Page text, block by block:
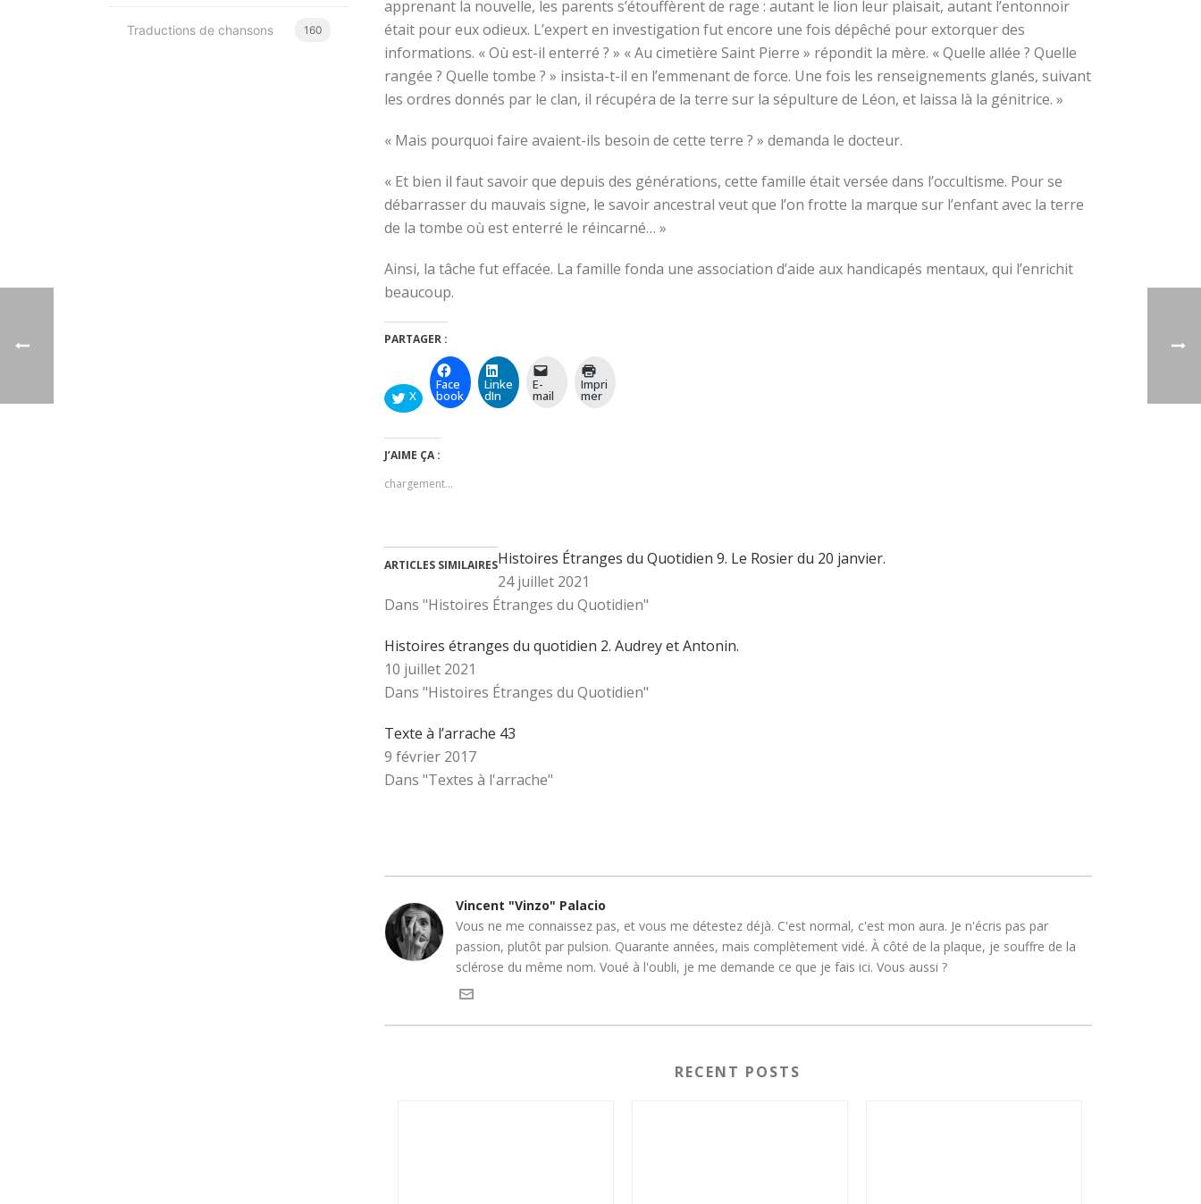
apprenant la nouvelle, les parents s’étouffèrent de rage : autant le lion leur plaisait, autant l’entonnoir
était pour eux odieux. L’expert en investigation fut encore une fois dépêché pour extorquer des
informations. « Où est-il enterré ? » « Au cimetière Saint Pierre » répondit la mère. « Quelle allée ? Quelle
rangée ? Quelle tombe ? » insista-t-il en l’emmenant de force. Une fois les renseignements glanés, suivant
les ordres donnés par le clan, il récupéra de la terre sur la sépulture de Léon, et laissa là la génitrice. »
« Mais pourquoi faire avaient-ils besoin de cette terre ? » demanda le docteur.
« Et bien il faut savoir que depuis des générations, cette famille était versée dans l’occultisme. Pour se
débarrasser du mauvais signe, le savoir ancestral veut que l’on frotte la marque sur l’enfant avec la terre
de la tombe où est enterré le réincarné… »
Ainsi, la tâche fut effacée. La famille fonda une association d’aide aux handicapés mentaux, qui l’enrichit
beaucoup.
PARTAGER :
X
Face
book
Linke
dIn
E-
mail
Impri
mer
J’AIME ÇA :
chargement…
ARTICLES SIMILAIRESHistoires Étranges du Quotidien 9. Le Rosier du 20 janvier.
24 juillet 2021
Dans "Histoires Étranges du Quotidien"
Histoires étranges du quotidien 2. Audrey et Antonin.
10 juillet 2021
Dans "Histoires Étranges du Quotidien"
Texte à l’arrache 43
9 février 2017
Dans "Textes à l'arrache"
Vincent "Vinzo" Palacio
Vous ne me connaissez pas, et vous me détestez déjà. C'est normal, c'est mon aura. Je n'écris pas par
passion, plutôt par pulsion. Quarante années, mais complètement vidé. À côté de la plaque, je souffre de la
sclérose du même nom. Voué à l'oubli, je me demande ce que je fais ici. Vous aussi ?
RECENT POSTS
Traductions de chansons 160